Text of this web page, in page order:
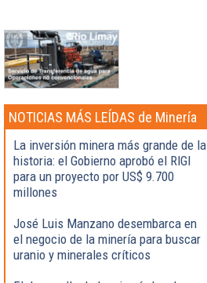
NOTICIAS MÁS LEÍDAS de Minería
La inversión minera más grande de la
historia: el Gobierno aprobó el RIGI
para un proyecto por US$ 9.700
millones
José Luis Manzano desembarca en
el negocio de la minería para buscar
uranio y minerales críticos